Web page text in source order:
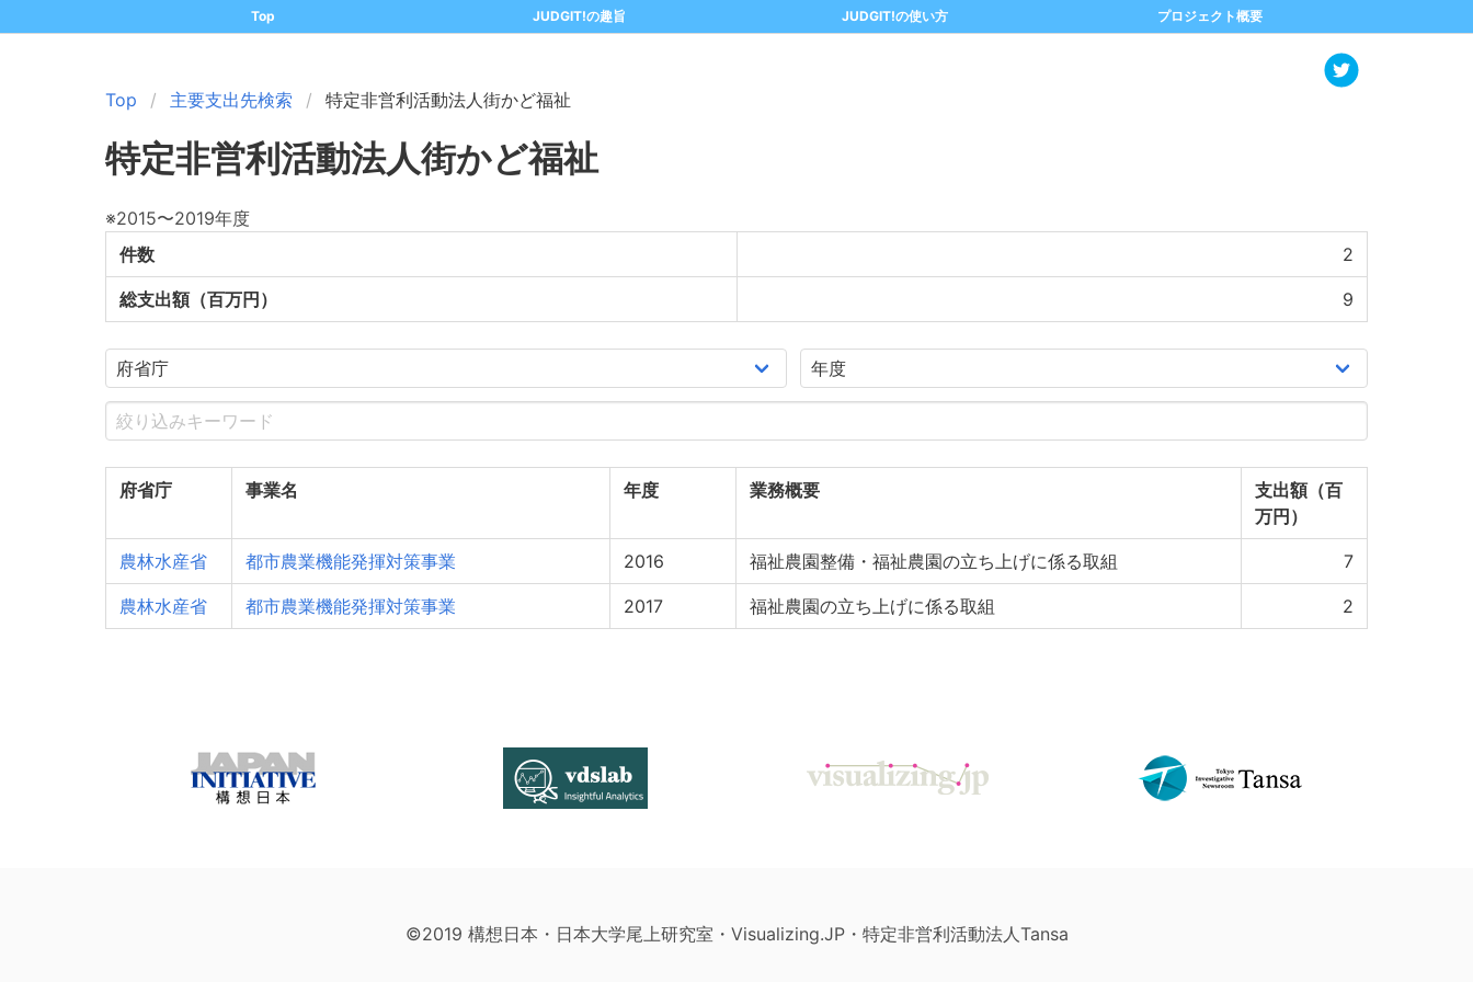
Top JUDGIT!の趣旨 JUDGIT!の使い方 プロジェクト概要
Top 主要支出先検索 特定非営利活動法人街かど福祉
特定非営利活動法人街かど福祉
※2015〜2019年度
件数
2
総支出額（百万円） 9
府省庁 事業名 年度 業務概要
支出額（百
万円）
農林水産省 都市農業機能発揮対策事業 2016 福祉農園整備・福祉農園の立ち上げに係る取組 7
農林水産省 都市農業機能発揮対策事業 2017 福祉農園の立ち上げに係る取組 2
©2019 構想日本・日本大学尾上研究室・Visualizing.JP・特定非営利活動法人Tansa